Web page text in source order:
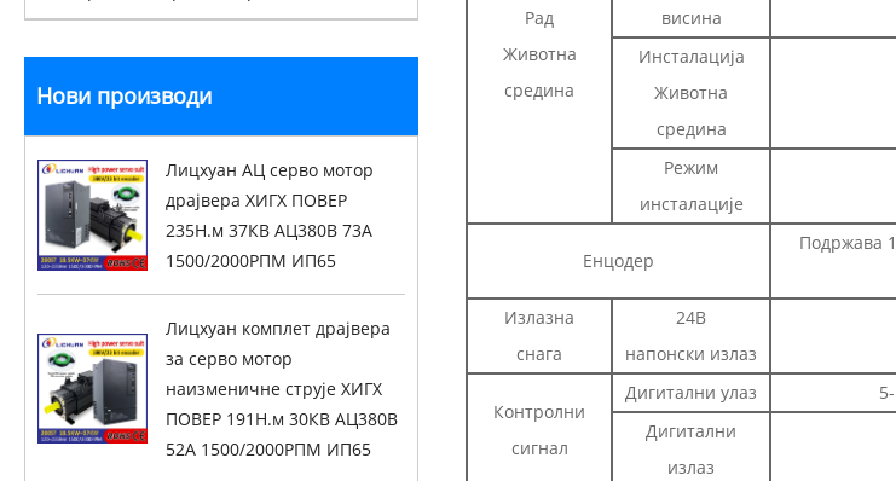
Нови производи
Лицхуан АЦ серво мотор
драјвера ХИГХ ПОВЕР
235Н.м 37КВ АЦ380В 73А
1500/2000РПМ ИП65
Лицхуан комплет драјвера
за серво мотор
наизменичне струје ХИГХ
ПОВЕР 191Н.м 30КВ АЦ380В
52А 1500/2000РПМ ИП65
Рад
Животна
средина
висина
Инсталација
Животна
средина
Режим
инсталације
Енцодер
Подржава
Излазна
снага
24В
напонски излаз
Контролни
сигнал
Дигитални улаз
Дигитални
излаз